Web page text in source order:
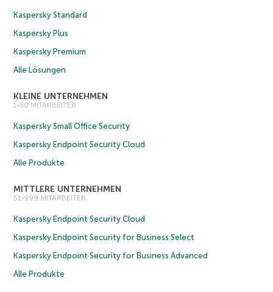
Kaspersky Standard
Kaspersky Plus
Kaspersky Premium
Alle Lösungen
KLEINE UNTERNEHMEN
1-50 MITARBEITER
Kaspersky Small Office Security
Kaspersky Endpoint Security Cloud
Alle Produkte
MITTLERE UNTERNEHMEN
51-999 MITARBEITER
Kaspersky Endpoint Security Cloud
Kaspersky Endpoint Security for Business Select
Kaspersky Endpoint Security for Business Advanced
Alle Produkte